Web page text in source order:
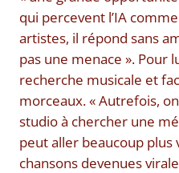
qui percevent l’IA
artistes, il répond sans
pas une menace ». Pour
recherche musicale et
morceaux. « Autrefois,
studio à chercher une
peut aller beaucoup plus
chansons devenues